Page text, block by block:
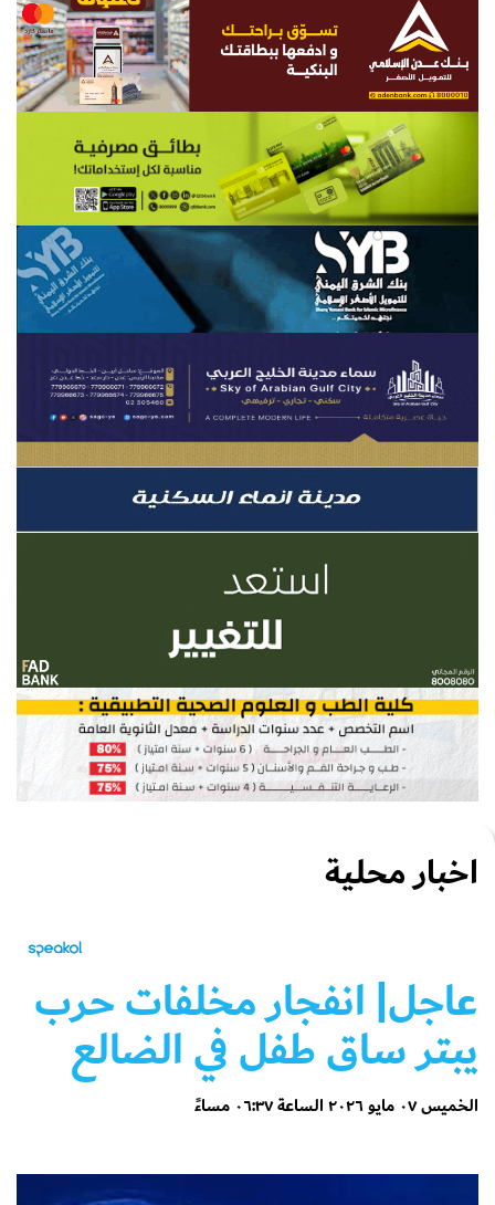
اخبار محلية
عاجل| انفجار مخلفات حرب
يبتر ساق طفل في الضالع
الخميس ٠٧ مايو ٢٠٢٦ الساعة ٠٦:٣٧ مساءً